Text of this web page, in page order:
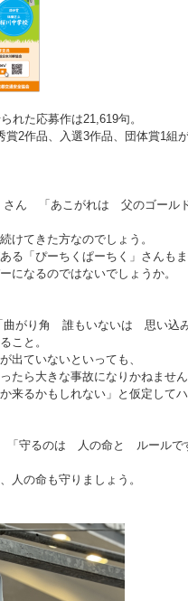
れた応募作は21,619句。
賞2作品、入選3作品、団体賞1組
さん 「あこがれは 父のゴール
けてきた方なのでしょう。
る「ぴーちくぱーちく」さんも
になるのではないでしょうか。
曲がり角 誰もいないは 思い込
こと。
出ていないといっても、
たら大きな事故になりかねませ
来るかもしれない」と仮定して
「 守るのは 人の命と ルールで
人の命も守りましょう。